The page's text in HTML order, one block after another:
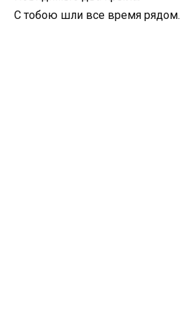
С тобою шли все время рядом.